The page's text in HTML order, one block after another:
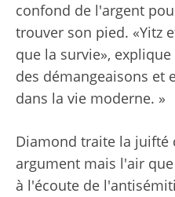
confond de l'argent
trouver son pied. «Yitz
que la survie»,
des démangeaisons et
dans la vie moderne. »
Diamond traite la juifté
argument mais l'air
à l'écoute de